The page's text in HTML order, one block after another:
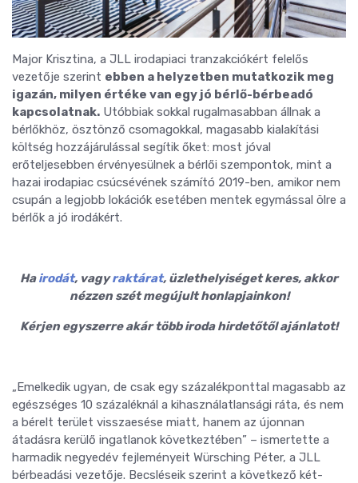
Major Krisztina, a JLL irodapiaci tranzakciókért felelős
vezetője szerint ebben a helyzetben mutatkozik meg
igazán, milyen értéke van egy jó bérlő-bérbeadó
kapcsolatnak. Utóbbiak sokkal rugalmasabban állnak a
bérlőkhöz, ösztönző csomagokkal, magasabb kialakítási
költség hozzájárulással segítik őket: most jóval
erőteljesebben érvényesülnek a bérlői szempontok, mint a
hazai irodapiac csúcsévének számító 2019-ben, amikor nem
csupán a legjobb lokációk esetében mentek egymással ölre a
bérlők a jó irodákért.
Hairodát, vagyraktárat, üzlethelyiséget keres, akkor
nézzen szét megújult honlapjainkon!
Kérjen egyszerre akár több iroda hirdetőtől ajánlatot!
„Emelkedik ugyan, de csak egy százalékponttal magasabb az
egészséges 10 százaléknál a kihasználatlansági ráta, és nem
a bérelt terület visszaesése miatt, hanem az újonnan
átadásra kerülő ingatlanok következtében” – ismertette a
harmadik negyedév fejleményeit Würsching Péter, a JLL
bérbeadási vezetője. Becsléseik szerint a következő két-